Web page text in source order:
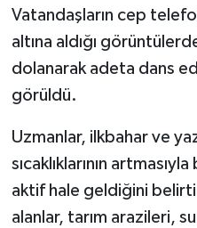
Vatandaşların cep
altına aldığı
dolanarak adeta dans
görüldü.
Uzmanlar, ilkbahar ve
sıcaklıklarının
aktif hale geldiğini
alanlar, tarım arazileri,